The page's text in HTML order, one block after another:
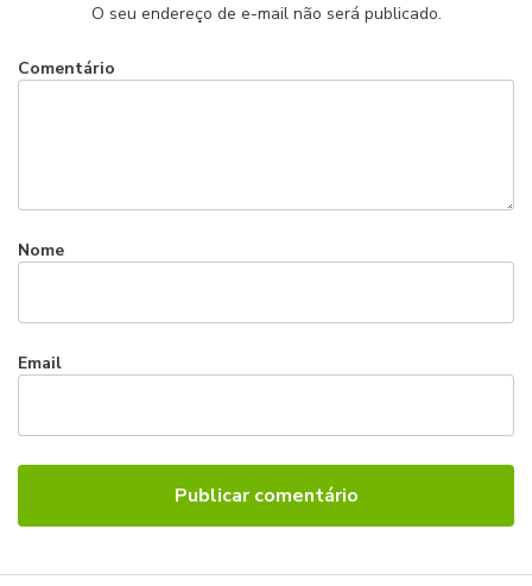
O seu endereço de e-mail não será publicado.
Nome
Email
Comentário